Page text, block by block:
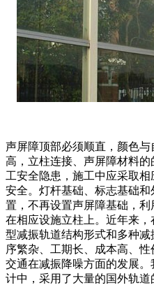
声屏障顶部必须顺直，颜色
高，立柱连接、声屏障材料
工安全隐患，施工中应采取
安全。灯杆基础、标志基础
置，不再设置声屏障基础，
在相应设施立柱上。近年来
型减振轨道结构形式和多种
序繁杂、工期长、成本高、
交通在减振降噪方面的发展
计中，采用了大量的国外轨道